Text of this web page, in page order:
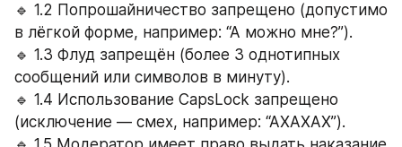
🔹 1.2 Попрошайничество запрещено (допустимо
в лёгкой форме, например: “А можно мне?”).
🔹 1.3 Флуд запрещён (более 3 однотипных
сообщений или символов в минуту).
🔹 1.4 Использование CapsLock запрещено
(исключение — смех, например: “АХАХАХ”).